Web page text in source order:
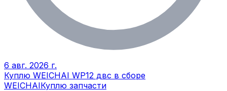
6 авг. 2026 г.
Куплю WEICHAI WP12 двс в сборе
WEICHAIКуплю запчасти